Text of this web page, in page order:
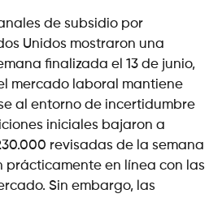
de subsidio por
Unidos mostraron una
finalizada el 13 de junio,
mercado laboral mantiene
al entorno de incertidumbre
iniciales bajaron a
revisadas de la semana
prácticamente en línea con las
Sin embargo, las